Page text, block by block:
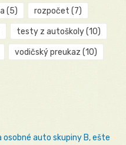
(5) rozpočet (7)
testy z autoškoly(10)
vodičský preukaz (10)
auto skupiny B, ešte